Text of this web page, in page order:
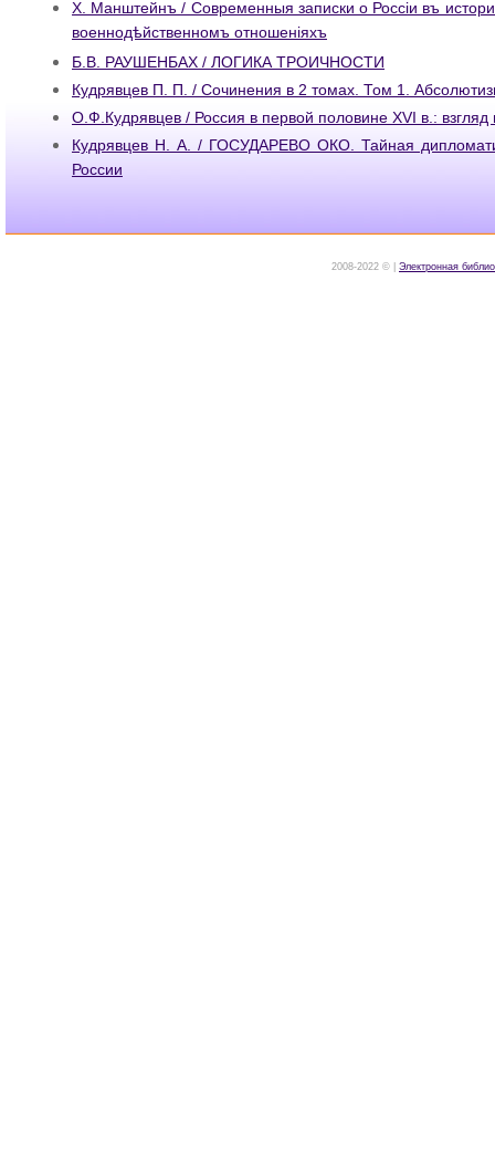
Х. Манштейнъ / Современныя записки о Россiи въ
военнодѣйственномъ отношенiяхъ
Б.В. РАУШЕНБАХ / ЛОГИКА ТРОИЧНОСТИ
Кудрявцев П. П. / Сочинения в 2 томах. Том 1.
О.Ф.Кудрявцев / Россия в первой половине XVI в.: взгляд
Кудрявцев Н. А. / ГОСУДАРЕВО ОКО. Тайная
России
2008-2022 © | Электронная